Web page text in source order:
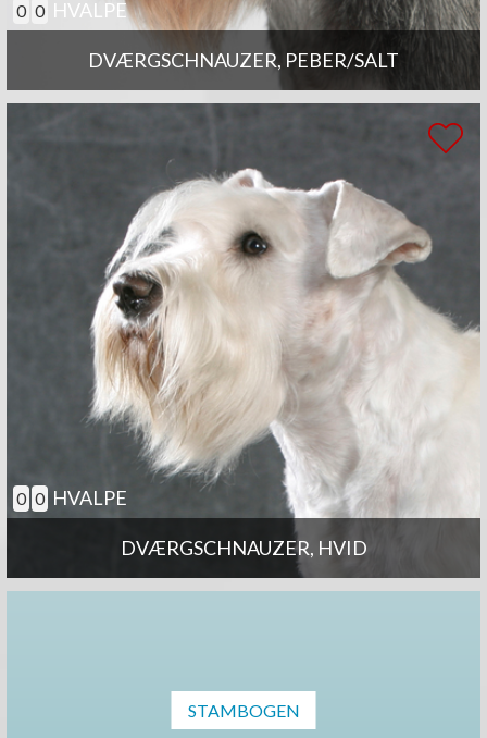
DVÆRGSCHNAUZER, PEBER/SALT
0 0 HVALPE
DVÆRGSCHNAUZER, HVID
0 0 HVALPE
STAMBOGEN